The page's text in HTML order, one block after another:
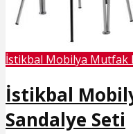
İstikbal Mobilya Mutfak
İstikbal
Sandalye Seti